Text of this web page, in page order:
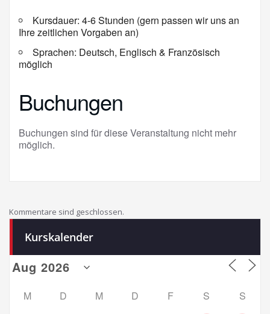
Kursdauer: 4-6 Stunden (gern passen wir uns an
Ihre zeitlichen Vorgaben an)
Sprachen: Deutsch, Englisch & Französisch
möglich
Buchungen
Buchungen sind für diese Veranstaltung nicht mehr
möglich.
Kommentare sind geschlossen.
Kurskalender
M D M D F S S